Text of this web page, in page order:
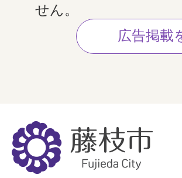
せん。
広告掲載
藤
枝
市